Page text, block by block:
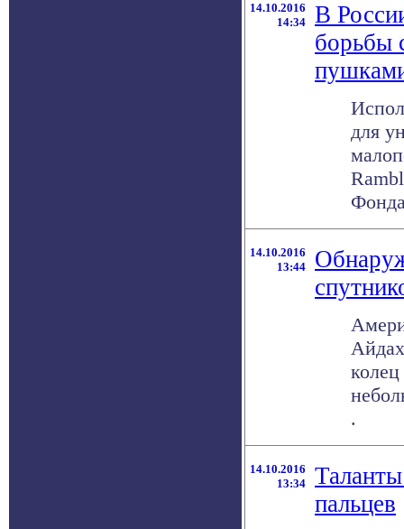
14.10.2016
14:34
В
борьбы
для
14.10.2016
13:44
.
14.10.2016
13:34
пальцев